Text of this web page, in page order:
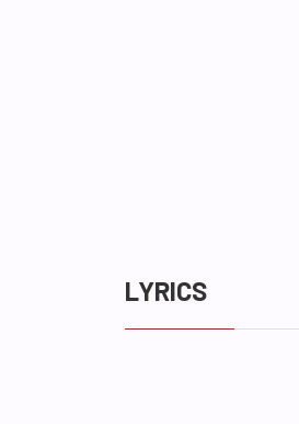
LYRICS